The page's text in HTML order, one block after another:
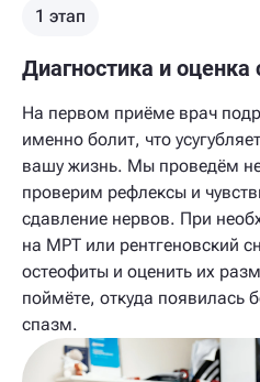
1 этап
Диагностика и оценка
На первом приёме врач
именно болит, что
вашу жизнь. Мы проведём
проверим рефлексы и
сдавление нервов. При
на МРТ или рентгеновский
остеофиты и оценить их
поймёте, откуда появилась
спазм.